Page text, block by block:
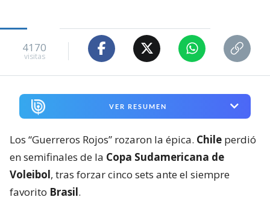
4170
visitas
VER RESUMEN
Los “Guerreros Rojos” rozaron la épica. Chile perdió
en semifinales de la Copa Sudamericana de
Voleibol, tras forzar cinco sets ante el siempre
favorito Brasil.